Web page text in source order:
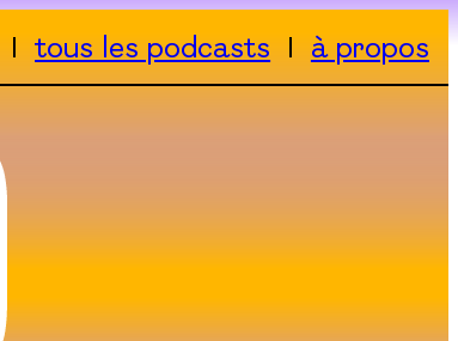
tous les podcasts à propos